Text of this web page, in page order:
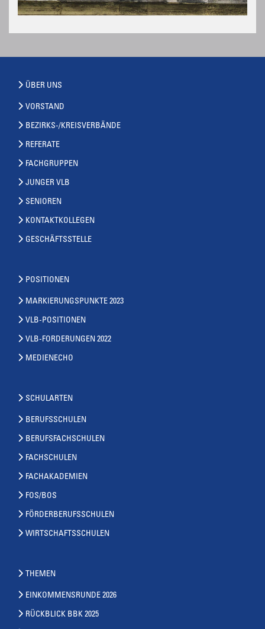
ÜBER UNS
VORSTAND
BEZIRKS-/KREISVERBÄNDE
REFERATE
FACHGRUPPEN
JUNGER VLB
SENIOREN
KONTAKTKOLLEGEN
GESCHÄFTSSTELLE
POSITIONEN
MARKIERUNGSPUNKTE 2023
VLB-POSITIONEN
VLB-FORDERUNGEN 2022
MEDIENECHO
SCHULARTEN
BERUFSSCHULEN
BERUFSFACHSCHULEN
FACHSCHULEN
FACHAKADEMIEN
FOS/BOS
FÖRDERBERUFSSCHULEN
WIRTSCHAFTSSCHULEN
THEMEN
EINKOMMENSRUNDE 2026
RÜCKBLICK BBK 2025